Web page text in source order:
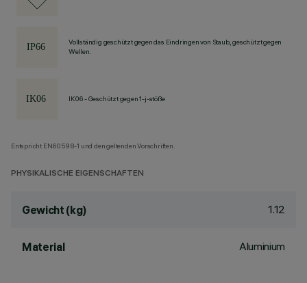
Vollständig geschützt gegen das Eindringen von Staub, geschützt gegen
Wellen.
IK06 - Geschützt gegen 1-j-stöße
Entspricht EN60598-1 und den geltenden Vorschriften.
PHYSIKALISCHE EIGENSCHAFTEN
Gewicht (kg) 1.12
Material Aluminium